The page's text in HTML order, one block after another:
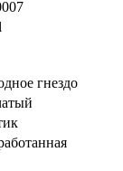
гнездо